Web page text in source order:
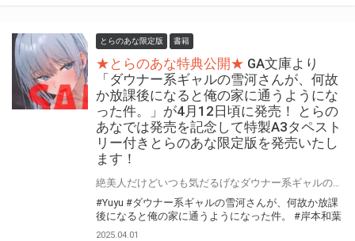
とらのあな限定版 書籍
★とらのあな特典公開★ GA文庫より
「ダウナー系ギャルの雪河さんが、何故
か放課後になると俺の家に通うようにな
った件。」が4月12日頃に発売！ とらの
あなでは発売を記念して特製A3タペスト
リー付きとらのあな限定版を発売いたし
ます！
#Yuyu #ダウナー系ギャルの雪河さんが、何故か放課
後になると俺の家に通うようになった件。
#岸本和葉
2025.04.01